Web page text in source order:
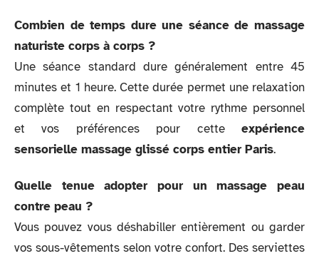
Combien de temps dure une séance de massage
naturiste corps à corps ?
Une séance standard dure généralement entre 45
minutes et 1 heure. Cette durée permet une relaxation
complète tout en respectant votre rythme personnel
et vos préférences pour cette expérience
sensorielle massage glissé corps entier Paris.
Quelle tenue adopter pour un massage peau
contre peau ?
Vous pouvez vous déshabiller entièrement ou garder
vos sous-vêtements selon votre confort. Des serviettes